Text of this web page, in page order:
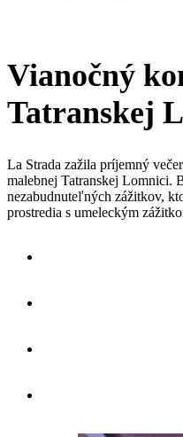
Vianočný
Tatranskej
La Strada zažila príjemný
malebnej Tatranskej Lomnici.
nezabudnuteľných zážitkov,
prostredia s umeleckým